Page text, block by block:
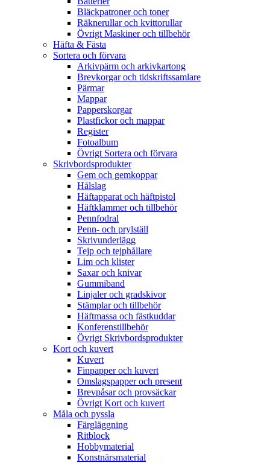
Bläckpatroner och toner
Räknerullar och kvittorullar
Övrigt Maskiner och tillbehör
Häfta & Fästa
Sortera och förvara
Arkivpärm och arkivkartong
Brevkorgar och tidskriftssamlare
Pärmar
Mappar
Papperskorgar
Plastfickor och mappar
Register
Fotoalbum
Övrigt Sortera och förvara
Skrivbordsprodukter
Gem och gemkoppar
Hålslag
Häftapparat och häftpistol
Häftklammer och tillbehör
Pennfodral
Penn- och prylställ
Skrivunderlägg
Tejp och tejphållare
Lim och klister
Saxar och knivar
Gummiband
Linjaler och gradskivor
Stämplar och tillbehör
Häftmassa och fästkuddar
Konferenstillbehör
Övrigt Skrivbordsprodukter
Kort och kuvert
Kuvert
Finpapper och kuvert
Omslagspapper och present
Brevpåsar och provsäckar
Övrigt Kort och kuvert
Måla och pyssla
Färgläggning
Ritblock
Hobbymaterial
Konstnärsmaterial